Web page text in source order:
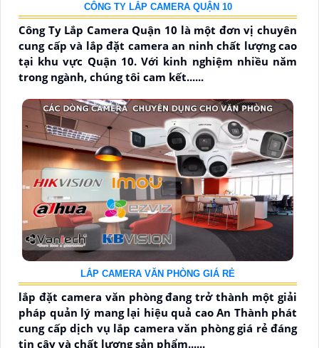
CÔNG TY LẮP CAMERA QUẬN 10
Công Ty Lắp Camera Quận 10 là một đơn vị chuyên
cung cấp và lắp đặt camera an ninh chất lượng cao
tại khu vực Quận 10. Với kinh nghiệm nhiều năm
trong ngành, chúng tôi cam kết......
LẮP CAMERA VĂN PHÒNG GIÁ RẺ
lắp đặt camera văn phòng đang trở thành một giải
pháp quản lý mang lại hiệu quả cao An Thành phát
cung cấp dịch vụ lắp camera văn phòng giá rẻ đáng
tin cậy và chất lượng sản phẩm......